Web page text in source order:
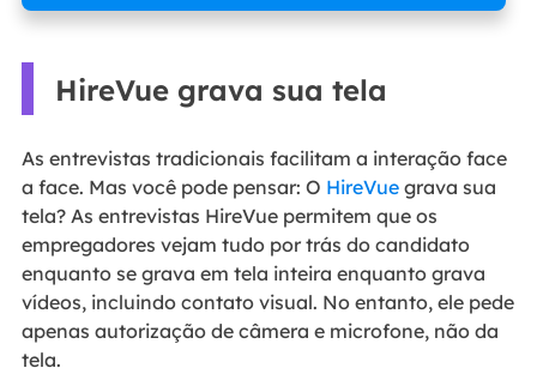
HireVue grava sua tela
As entrevistas tradicionais facilitam a interação face
a face. Mas você pode pensar: O HireVuegrava sua
tela? As entrevistas HireVue permitem que os
empregadores vejam tudo por trás do candidato
enquanto se grava em tela inteira enquanto grava
vídeos, incluindo contato visual. No entanto, ele pede
apenas autorização de câmera e microfone, não da
tela.